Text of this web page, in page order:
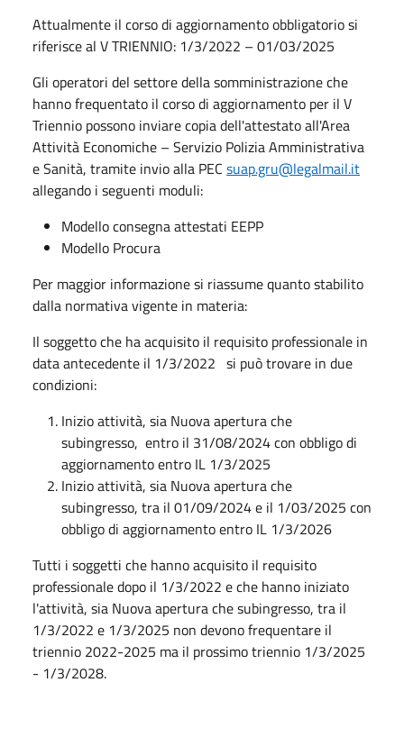
Attualmente il corso di aggiornamento obbligatorio si
riferisce al V TRIENNIO: 1/3/2022 – 01/03/2025
Gli operatori del settore della somministrazione che
hanno frequentato il corso di aggiornamento per il V
Triennio possono inviare copia dell'attestato all'Area
Attività Economiche – Servizio Polizia Amministrativa
e Sanità, tramite invio alla PEC suap.gru@legalmail.it
allegando i seguenti moduli:
Modello consegna attestati EEPP
Modello Procura
Per maggior informazione si riassume quanto stabilito
dalla normativa vigente in materia:
Il soggetto che ha acquisito il requisito professionale in
data antecedente il 1/3/2022 si può trovare in due
condizioni:
Inizio attività, sia Nuova apertura che
subingresso, entro il 31/08/2024 con obbligo di
aggiornamento entro IL 1/3/2025
Inizio attività, sia Nuova apertura che
subingresso, tra il 01/09/2024 e il 1/03/2025 con
obbligo di aggiornamento entro IL 1/3/2026
Tutti i soggetti che hanno acquisito il requisito
professionale dopo il 1/3/2022 e che hanno iniziato
l'attività, sia Nuova apertura che subingresso, tra il
1/3/2022 e 1/3/2025 non devono frequentare il
triennio 2022-2025 ma il prossimo triennio 1/3/2025
- 1/3/2028.